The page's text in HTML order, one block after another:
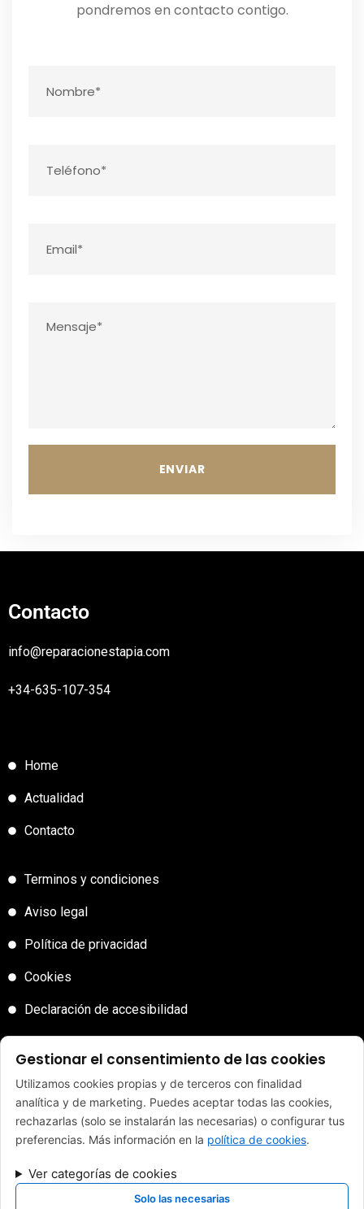
pondremos en contacto contigo.
Contacto
info@reparacionestapia.com
+34-635-107-354
Home
Actualidad
Contacto
Terminos y condiciones
Aviso legal
Política de privacidad
Cookies
Declaración de accesibilidad
Sitemap
FINANCIADO POR LA UNIÓN EUROPEA CON EL PROGRAMA KIT
Gestionar el consentimiento de las cookies
Utilizamos cookies propias y de terceros con finalidad
analítica y de marketing. Puedes aceptar todas las cookies,
rechazarlas (solo se instalarán las necesarias) o configurar tus
preferencias. Más información en la política de cookies.
Ver categorías de cookies
Solo las necesarias